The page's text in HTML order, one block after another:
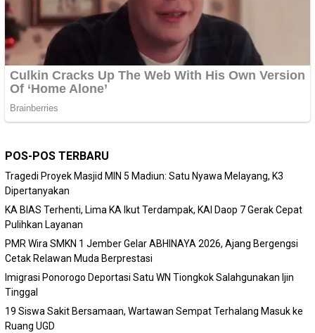
POS-POS TERBARU
Tragedi Proyek Masjid MIN 5 Madiun: Satu Nyawa Melayang, K3
Dipertanyakan
KA BIAS Terhenti, Lima KA Ikut Terdampak, KAI Daop 7 Gerak Cepat
Pulihkan Layanan
PMR Wira SMKN 1 Jember Gelar ABHINAYA 2026, Ajang Bergengsi
Cetak Relawan Muda Berprestasi
Imigrasi Ponorogo Deportasi Satu WN Tiongkok Salahgunakan Ijin
Tinggal
19 Siswa Sakit Bersamaan, Wartawan Sempat Terhalang Masuk ke
Ruang UGD